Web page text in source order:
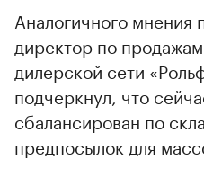
Аналогичного мнения
директор по
дилерской сети
подчеркнул, что
сбалансирован по
предпосылок для